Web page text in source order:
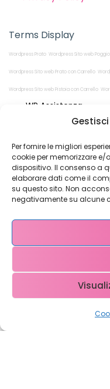
Per fornire le migliori
cookie per memorizzare
dispositivo. Il consenso a
elaborare dati come il
su questo sito. Non
negativamente su alcune
Terms Display
Wordpress Prato Wordpress Sito web
Wordpress Sito web Prato con Carrello
Wordpress Sito web Pistoia con Carrello
WP Assistenza
Restiamo in
contatto!
Come possiamo